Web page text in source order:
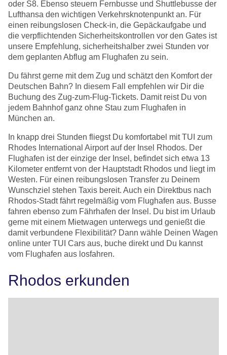
oder S8. Ebenso steuern Fernbusse und Shuttlebusse der
Lufthansa den wichtigen Verkehrsknotenpunkt an. Für
einen reibungslosen Check-in, die Gepäckaufgabe und
die verpflichtenden Sicherheitskontrollen vor den Gates ist
unsere Empfehlung, sicherheitshalber zwei Stunden vor
dem geplanten Abflug am Flughafen zu sein.
Du fährst gerne mit dem Zug und schätzt den Komfort der
Deutschen Bahn? In diesem Fall empfehlen wir Dir die
Buchung des Zug-zum-Flug-Tickets. Damit reist Du von
jedem Bahnhof ganz ohne Stau zum Flughafen in
München an.
In knapp drei Stunden fliegst Du komfortabel mit TUI zum
Rhodes International Airport auf der Insel Rhodos. Der
Flughafen ist der einzige der Insel, befindet sich etwa 13
Kilometer entfernt von der Hauptstadt Rhodos und liegt im
Westen. Für einen reibungslosen Transfer zu Deinem
Wunschziel stehen Taxis bereit. Auch ein Direktbus nach
Rhodos-Stadt fährt regelmäßig vom Flughafen aus. Busse
fahren ebenso zum Fährhafen der Insel. Du bist im Urlaub
gerne mit einem Mietwagen unterwegs und genießt die
damit verbundene Flexibilität? Dann wähle Deinen Wagen
online unter TUI Cars aus, buche direkt und Du kannst
vom Flughafen aus losfahren.
Rhodos erkunden